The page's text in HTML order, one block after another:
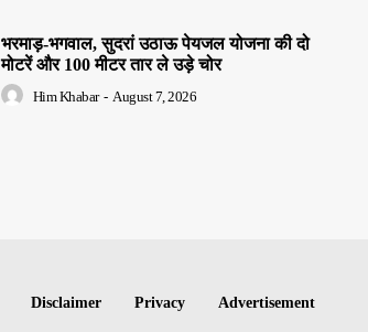
भरमाड़-भगवाल, सुदरां उठाऊ पेयजल योजना की दो
मोटरें और 100 मीटर तार ले उड़े चोर
Him Khabar - August 7, 2026
Disclaimer Privacy Advertisement